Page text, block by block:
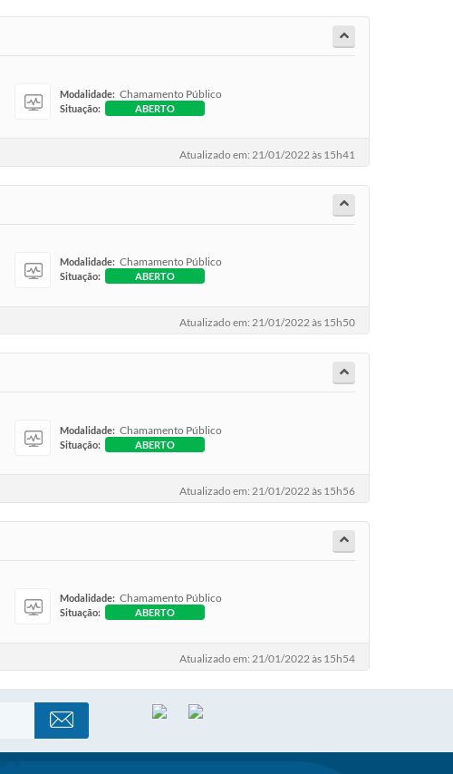
Modalidade: Chamamento Público
Situação: ABERTO
Atualizado em: 21/01/2022 às 15h41
Modalidade: Chamamento Público
Situação: ABERTO
Atualizado em: 21/01/2022 às 15h50
Modalidade: Chamamento Público
Situação: ABERTO
Atualizado em: 21/01/2022 às 15h56
Modalidade: Chamamento Público
Situação: ABERTO
Atualizado em: 21/01/2022 às 15h54